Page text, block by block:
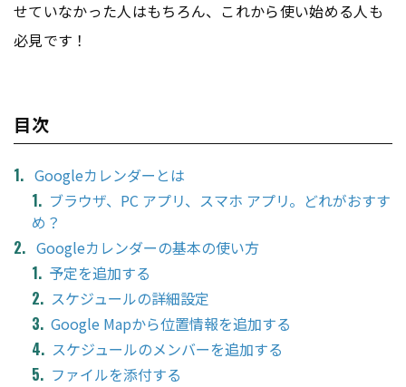
せていなかった人はもちろん、これから使い始める人も
必見です！
目次
Googleカレンダーとは
ブラウザ、PC アプリ、スマホ アプリ。どれがおすす
め？
Googleカレンダーの基本の使い方
予定を追加する
スケジュールの詳細設定
Google Mapから位置情報を追加する
スケジュールのメンバーを追加する
ファイルを添付する